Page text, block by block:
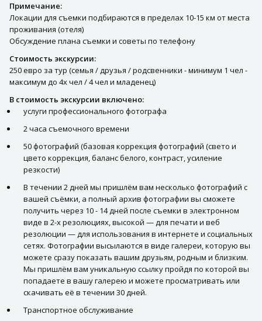
Примечание:
Локации для съемки подбираются в пределах 10-15 км от места
проживания (отеля)
Обсуждение плана съемки и советы по телефону
Стоимость экскурсии:
250 евро за тур (семья / друзья / родсвенники - минимум 1 чел -
максимум до 4х чел / 4 чел и младенец)
В стоимость экскурсии включено:
услуги профессионального фотографа
2 часа съемочного времени
50 фотографий (базовая коррекция фотографий (свето и
цвето коррекция, баланс белого, контраст, усиление
резкости)
В течении 2 дней мы пришлём вам несколько фотографий с
вашей съёмки, а полный архив фотографии вы сможете
получить через 10 - 14 дней после съемки в электронном
виде в 2-х резолюциях, высокой — для печати и веб
резолюции — для использования в интернете и социальных
сетях. Фотографии высылаются в виде галереи, которую вы
можете сразу показать вашим друзьям, родным и близким.
Мы пришлём вам уникальную ссылку пройдя по которой вы
попадаете в вашу галерею и можете просматривать или
скачивать её в течении 30 дней.
Транспортное обслуживание